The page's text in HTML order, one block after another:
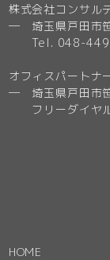
株式会社コンサル
─ 埼玉県戸田市
Tel. 048-
オフィスパート
─ 埼玉県戸田市
フリーダイヤ
HOME